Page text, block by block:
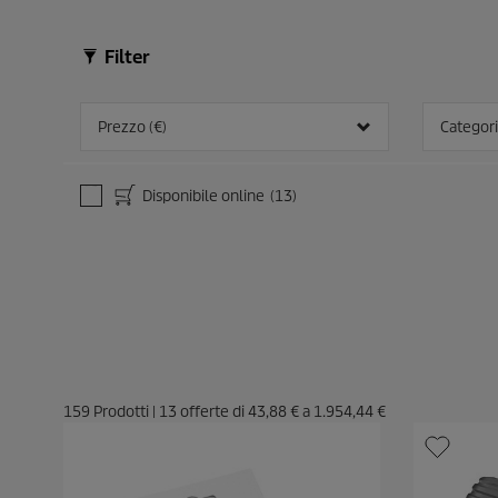
Filter
Prezzo (€)
Disponibile online (13)
159 Prodotti | 13 offerte di43,88 €a 1.954,44 €